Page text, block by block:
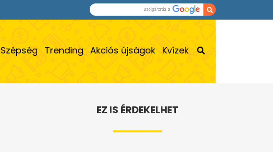
Szépség Trending Akciós újságok Kvízek
EZ IS ÉRDEKELHET